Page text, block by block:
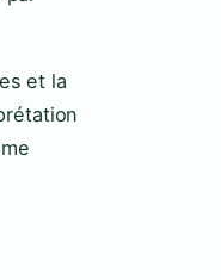
et la